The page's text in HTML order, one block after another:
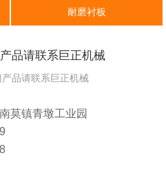
耐磨衬板
品请联系巨正机械
品请联系巨正机械
莫镇青墩工业园